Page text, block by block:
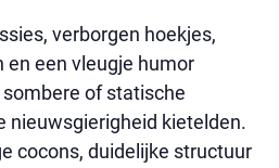
verborgen hoekjes,
en een vleugje humor
of statische
nieuwsgierigheid kietelden.
cocons, duidelijke structuur